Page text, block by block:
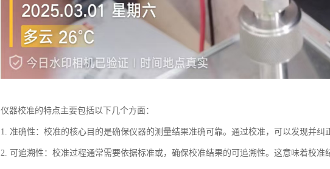
仪器校准的特点主要包括以下几个方面：
1. 准确性：校准的核心目的是确保仪器的测量结果准确可靠。通过校准，可以发现并纠
2. 可追溯性：校准过程通常需要依据标准或，确保校准结果的可追溯性。这意味着校